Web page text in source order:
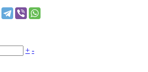
+ -